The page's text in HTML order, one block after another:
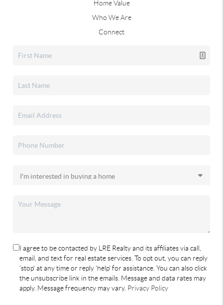
Home Value
Who We Are
Connect
I agree to be contacted by LRE Realty and its affiliates via call,
email, and text for real estate services. To opt out, you can reply
'stop' at any time or reply 'help' for assistance. You can also click
the unsubscribe link in the emails. Message and data rates may
apply. Message frequency may vary. Privacy Policy